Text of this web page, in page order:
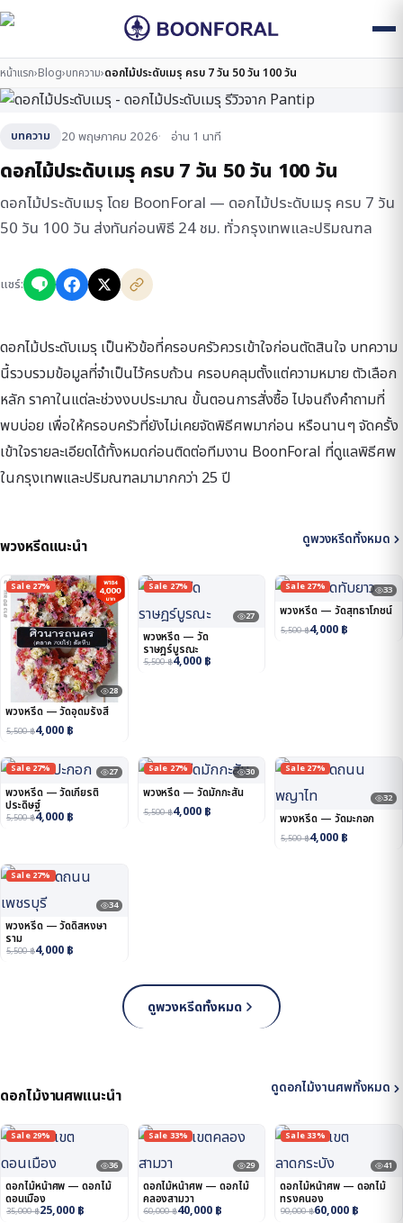
หน้าแรก›Blog›บทความ›ดอกไม้ประดับเมรุ ครบ 7 วัน 50 วัน 100 วัน
บทความ 20 พฤษภาคม 2026 อ่าน 1 นาที
ดอกไม้ประดับเมรุ ครบ 7 วัน 50 วัน 100 วัน
ดอกไม้ประดับเมรุ โดย BoonForal — ดอกไม้ประดับเมรุ ครบ 7 วัน
50 วัน 100 วัน ส่งทันก่อนพิธี 24 ชม. ทั่วกรุงเทพและปริมณฑล
แชร์:
ดอกไม้ประดับเมรุ เป็นหัวข้อที่ครอบครัวควรเข้าใจก่อนตัดสินใจ บทความ
นี้รวบรวมข้อมูลที่จำเป็นไว้ครบถ้วน ครอบคลุมตั้งแต่ความหมาย ตัวเลือก
หลัก ราคาในแต่ละช่วงงบประมาณ ขั้นตอนการสั่งซื้อ ไปจนถึงคำถามที่
พบบ่อย เพื่อให้ครอบครัวที่ยังไม่เคยจัดพิธีศพมาก่อน หรือนานๆ จัดครั้ง
เข้าใจรายละเอียดได้ทั้งหมดก่อนติดต่อทีมงาน BoonForal ที่ดูแลพิธีศพ
ในกรุงเทพและปริมณฑลมามากกว่า 25 ปี
พวงหรีดแนะนำ ดูพวงหรีดทั้งหมด
Sale 27%
28
พวงหรีด — วัดอุดมรังสี
5,500฿4,000 ฿
Sale 27%
27
พวงหรีด — วัด
ราษฎร์บูรณะ
5,500฿4,000 ฿
Sale 27% 33
พวงหรีด — วัดสุทธาโภชน์
5,500฿4,000 ฿
Sale 27% 27
พวงหรีด — วัดเกียรติ
ประดิษฐ์
5,500฿4,000 ฿
Sale 27% 30
พวงหรีด — วัดมักกะสัน
5,500฿4,000 ฿
Sale 27%
32
พวงหรีด — วัดมะกอก
5,500฿4,000 ฿
Sale 27%
34
พวงหรีด — วัดดิสหงษา
ราม
5,500฿4,000 ฿
ดูพวงหรีดทั้งหมด
ดอกไม้งานศพแนะนำ ดูดอกไม้งานศพทั้งหมด
Sale 29%
36
ดอกไม้หน้าศพ — ดอกไม้
ดอนเมือง
35,000฿25,000 ฿
Sale 33%
29
ดอกไม้หน้าศพ — ดอกไม้
คลองสามวา
60,000฿40,000 ฿
Sale 33%
41
ดอกไม้หน้าศพ — ดอกไม้
ทรงคนอง
90,000฿60,000 ฿